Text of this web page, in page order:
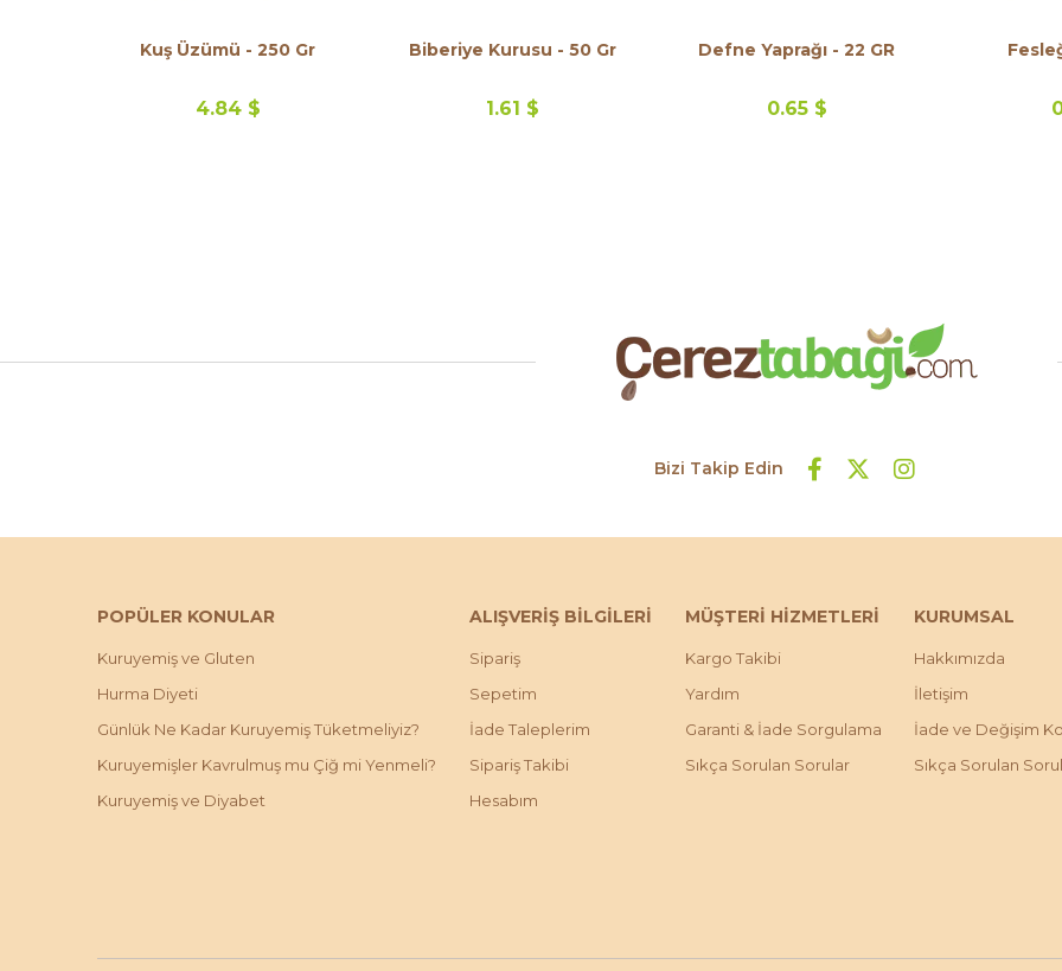
Kuş Üzümü - 250 Gr
4.84 $
Biberiye Kurusu - 50 Gr
1.61 $
Defne Yaprağı - 22 GR
0.65 $
Bizi Takip Edin
POPÜLER KONULAR
Kuruyemiş ve Gluten
Hurma Diyeti
Günlük Ne Kadar Kuruyemiş Tüketmeliyiz?
Kuruyemişler Kavrulmuş mu Çiğ mi Yenmeli?
Kuruyemiş ve Diyabet
ALIŞVERİŞ BİLGİLERİ
Sipariş
Sepetim
İade Taleplerim
Sipariş Takibi
Hesabım
MÜŞTERİ HİZMETLERİ
Kargo Takibi
Yardım
Garanti & İade Sorgulama
Sıkça Sorulan Sorular
KURUMSAL
Hakkımızda
İletişim
İade ve Değişim
Sıkça Sorulan